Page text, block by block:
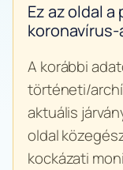
Ez az oldal
A korábbi
történeti/
aktuális
oldal
kockázati